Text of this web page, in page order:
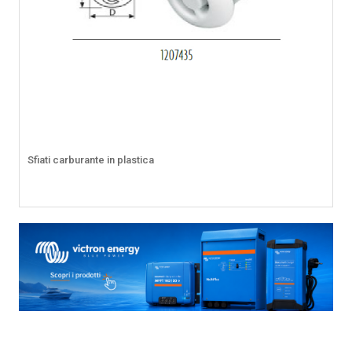
Sfiati carburante in plastica